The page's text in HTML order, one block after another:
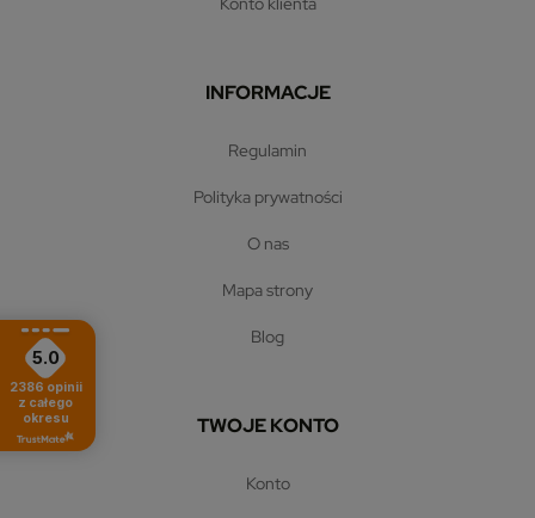
5.0
2386 opinii
z całego
okresu
INFORMACJE
regulamin
polityka prywatności
o nas
mapa strony
blog
TWOJE KONTO
konto